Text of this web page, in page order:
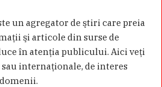
un agregator de ştiri care preia
şi articole din surse de
în atenţia publicului. Aici veţi
internaţionale, de interes